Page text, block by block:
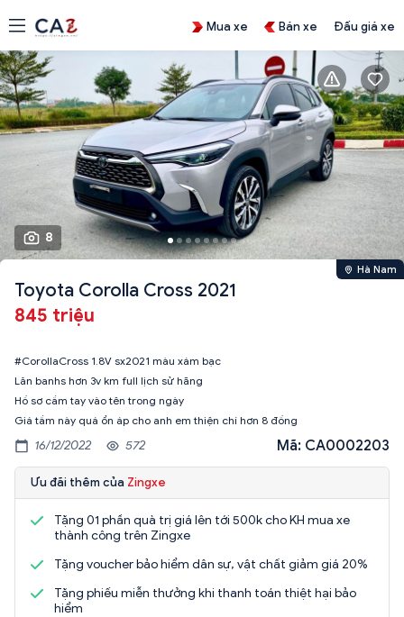
Mua xe Bán xe Đấu giá xe
8
Hà Nam
Toyota Corolla Cross 2021
845 triệu
#CorollaCross 1.8V sx2021 màu xám bạc
Lăn banhs hơn 3v km full lịch sử hãng
Hồ sơ cầm tay vào tên trong ngày
Giá tầm này quá ổn áp cho anh em thiện chí hơn 8 đồng
16/12/2022 572 Mã: CA0002203
Ưu đãi thêm của Zingxe
Tặng 01 phần quà trị giá lên tới 500k cho KH mua xe
thành công trên Zingxe
Tặng voucher bảo hiểm dân sự, vật chất giảm giá 20%
Tặng phiếu miễn thưởng khi thanh toán thiệt hại bảo
hiểm